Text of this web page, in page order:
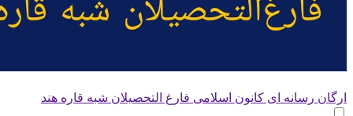
ارگان رسانه ای کانون اسلامی فارغ التحصیلان شبه قاره هند